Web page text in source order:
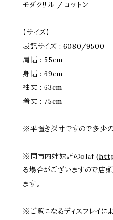
モダクリル / コットン
【サイズ】
表記サイズ : 6080/9500
肩幅 : 55cm
身幅 : 69cm
袖丈 : 63cm
着丈 : 75cm
※平置き採寸ですので多少の
※同市内姉妹店のolaf (
る場合がございますので店
ます。
※ご覧になるディスプレイに